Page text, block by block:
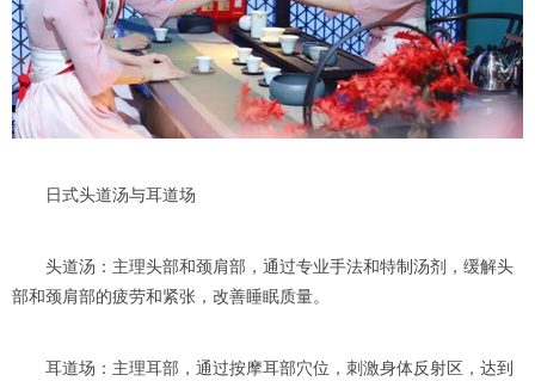
日式头道汤与耳道场
头道汤：主理头部和颈肩部，通过专业手法和特制汤剂，缓解头
部和颈肩部的疲劳和紧张，改善睡眠质量。
耳道场：主理耳部，通过按摩耳部穴位，刺激身体反射区，达到